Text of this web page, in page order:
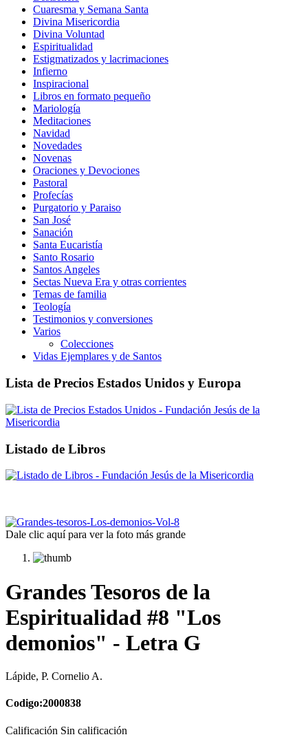
Cuaresma y Semana Santa
Divina Misericordia
Divina Voluntad
Espiritualidad
Estigmatizados y lacrimaciones
Infierno
Inspiracional
Libros en formato pequeño
Mariología
Meditaciones
Navidad
Novedades
Novenas
Oraciones y Devociones
Pastoral
Profecías
Purgatorio y Paraiso
San José
Sanación
Santa Eucaristía
Santo Rosario
Santos Angeles
Sectas Nueva Era y otras corrientes
Temas de familia
Teología
Testimonios y conversiones
Varios
Colecciones
Vidas Ejemplares y de Santos
Lista de Precios Estados Unidos y Europa
Listado de Libros
Dale clic aquí para ver la foto más grande
Grandes Tesoros de la
Espiritualidad #8 "Los
demonios" - Letra G
Lápide, P. Cornelio A.
Codigo:2000838
Calificación Sin calificación